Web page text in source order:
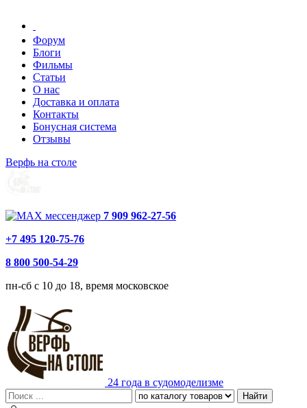
Форум
Блоги
Фильмы
Статьи
О нас
Доставка и оплата
Контакты
Бонусная система
Отзывы
Верфь на столе
7 909 962-27-56
+7 495 120-75-76
8 800 500-54-29
пн-сб с 10 до 18, время московское
24 года в судомоделизме
Найти